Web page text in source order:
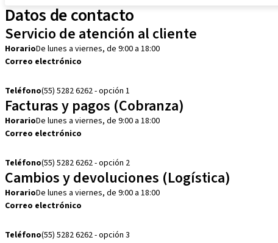
Datos de contacto
Servicio de atención al cliente
HorarioDe lunes a viernes, de 9:00 a 18:00
Correo electrónico
Teléfono(55) 5282 6262 - opción 1
Facturas y pagos (Cobranza)
HorarioDe lunes a viernes, de 9:00 a 18:00
Correo electrónico
Teléfono(55) 5282 6262 - opción 2
Cambios y devoluciones (Logística)
HorarioDe lunes a viernes, de 9:00 a 18:00
Correo electrónico
Teléfono(55) 5282 6262 - opción 3